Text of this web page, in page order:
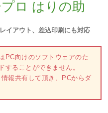
ロ はりの助
イアウト、差込印刷にも対応
PC向けのソフトウェアのた
することができません。
報共有して頂き、PCからダ